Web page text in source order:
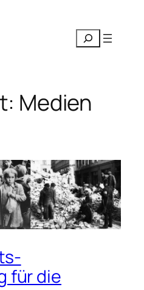
Suchen
Medien
für die